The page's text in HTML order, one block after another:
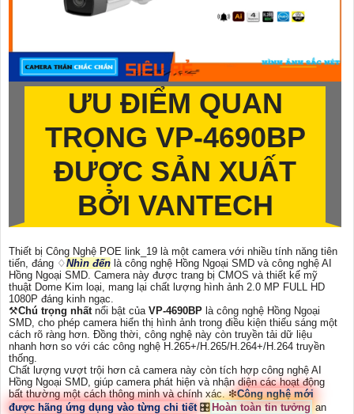
ƯU ĐIỂM QUAN
TRỌNG VP-4690BP
ĐƯỢC SẢN XUẤT
BỞI VANTECH
Thiết bị Công Nghệ POE link_19 là một camera với nhiều tính năng tiên
tiến, đáng ♢Nhìn đến là công nghệ Hồng Ngoại SMD và công nghệ AI
Hồng Ngoại SMD. Camera này được trang bị CMOS và thiết kế mỹ
thuật Dome Kim loại, mang lại chất lượng hình ảnh 2.0 MP FULL HD
1080P đáng kinh ngạc.
⚒Chú trọng nhất nổi bật của VP-4690BP là công nghệ Hồng Ngoại
SMD, cho phép camera hiển thị hình ảnh trong điều kiện thiếu sáng một
cách rõ ràng hơn. Đồng thời, công nghệ này còn truyền tải dữ liệu
nhanh hơn so với các công nghệ H.265+/H.265/H.264+/H.264 truyền
thống.
Chất lượng vượt trội hơn cả camera này còn tích hợp công nghệ AI
Hồng Ngoại SMD, giúp camera phát hiện và nhận diện các hoạt động
bất thường một cách thông minh và chính xác. ❇Công nghệ mới
được hãng ứng dụng vào từng chi tiết🎛 Hoàn toàn tin tưởng an